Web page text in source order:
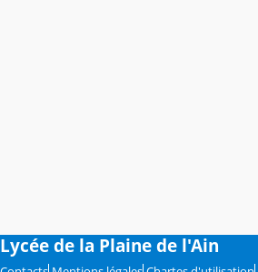
Lycée de la Plaine de l'Ain